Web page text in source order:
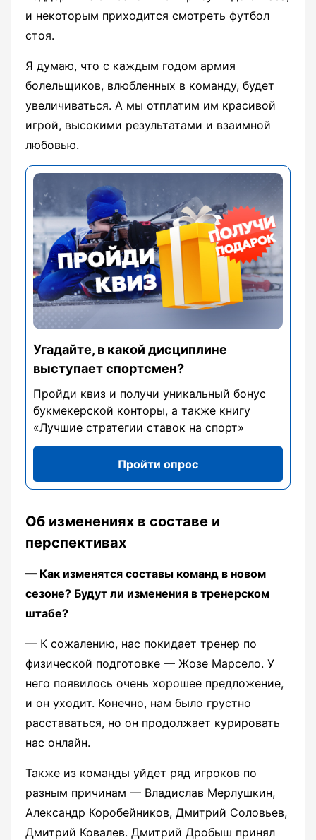
и некоторым приходится смотреть футбол
стоя.
Я думаю, что с каждым годом армия
болельщиков, влюбленных в команду, будет
увеличиваться. А мы отплатим им красивой
игрой, высокими результатами и взаимной
любовью.
Угадайте, в какой дисциплине
выступает спортсмен?
Пройди квиз и получи уникальный бонус
букмекерской конторы, а также книгу
«Лучшие стратегии ставок на спорт»
Пройти опрос
Об изменениях в составе и
перспективах
— Как изменятся составы команд в новом
сезоне? Будут ли изменения в тренерском
штабе?
— К сожалению, нас покидает тренер по
физической подготовке — Жозе Марсело. У
него появилось очень хорошее предложение,
и он уходит. Конечно, нам было грустно
расставаться, но он продолжает курировать
нас онлайн.
Также из команды уйдет ряд игроков по
разным причинам — Владислав Мерлушкин,
Александр Коробейников, Дмитрий Соловьев,
Дмитрий Ковалев. Дмитрий Дробыш принял